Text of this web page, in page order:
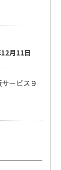
月11日
ービス９